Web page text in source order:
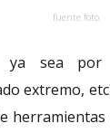
fuente foto
ya sea por
extremo,